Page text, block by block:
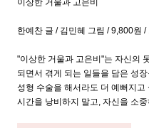
이상한 거울과 고은비
한예찬 글 / 김민혜 그림 / 9,800원
"이상한 거울과 고은비"는 자신의
되면서 겪게 되는 일들을 담은 성
성형 수술을 해서라도 더 예뻐지
시간을 낭비하지 말고, 자신을 소